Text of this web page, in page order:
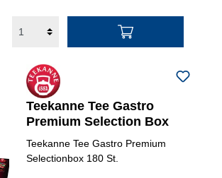
Teekanne Tee Gastro
Premium Selection Box
Teekanne Tee Gastro Premium
Selectionbox 180 St.